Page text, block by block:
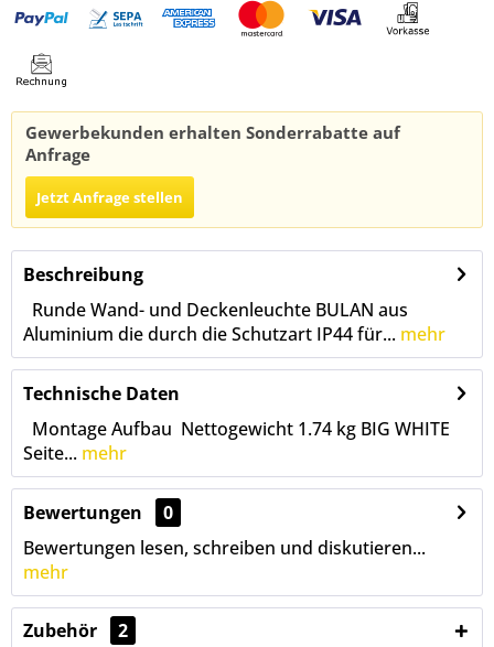
Gewerbekunden erhalten Sonderrabatte auf
Anfrage
Jetzt Anfrage stellen
Beschreibung
Runde Wand- und Deckenleuchte BULAN aus
Aluminium die durch die Schutzart IP44 für... mehr
Technische Daten
Montage Aufbau Nettogewicht 1.74 kg BIG WHITE
Seite... mehr
Bewertungen
0
Bewertungen lesen, schreiben und diskutieren...
mehr
Zubehör 2